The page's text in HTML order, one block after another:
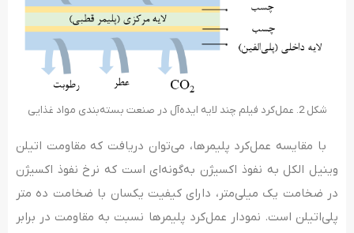
شکل 2. عمل‌کرد فیلم چند لایه ایده‌آل در صنعت بسته‌بندی مواد غذایی
با مقایسه عمل‌کرد پلیمرها، می‌توان دریافت که مقاومت اتیلن
وینیل الکل به نفوذ اکسیژن به‌گونه‌ای است که نرخ نفوذ اکسیژن
در ضخامت یک میلی‌متر، دارای کیفیت یکسان با ضخامت ده متر
پلی‌اتیلن است. نمودار عمل‌کرد پلیمرها نسبت به مقاومت در برابر